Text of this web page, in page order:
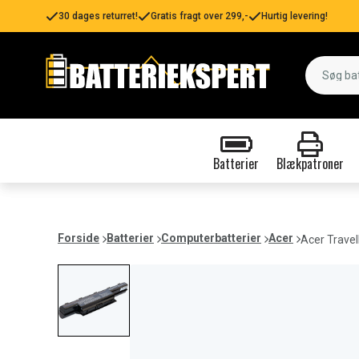
30 dages returret! Gratis fragt over 299,- Hurtig levering!
Batterier Blækpatroner
Forside Batterier Computerbatterier Acer Acer